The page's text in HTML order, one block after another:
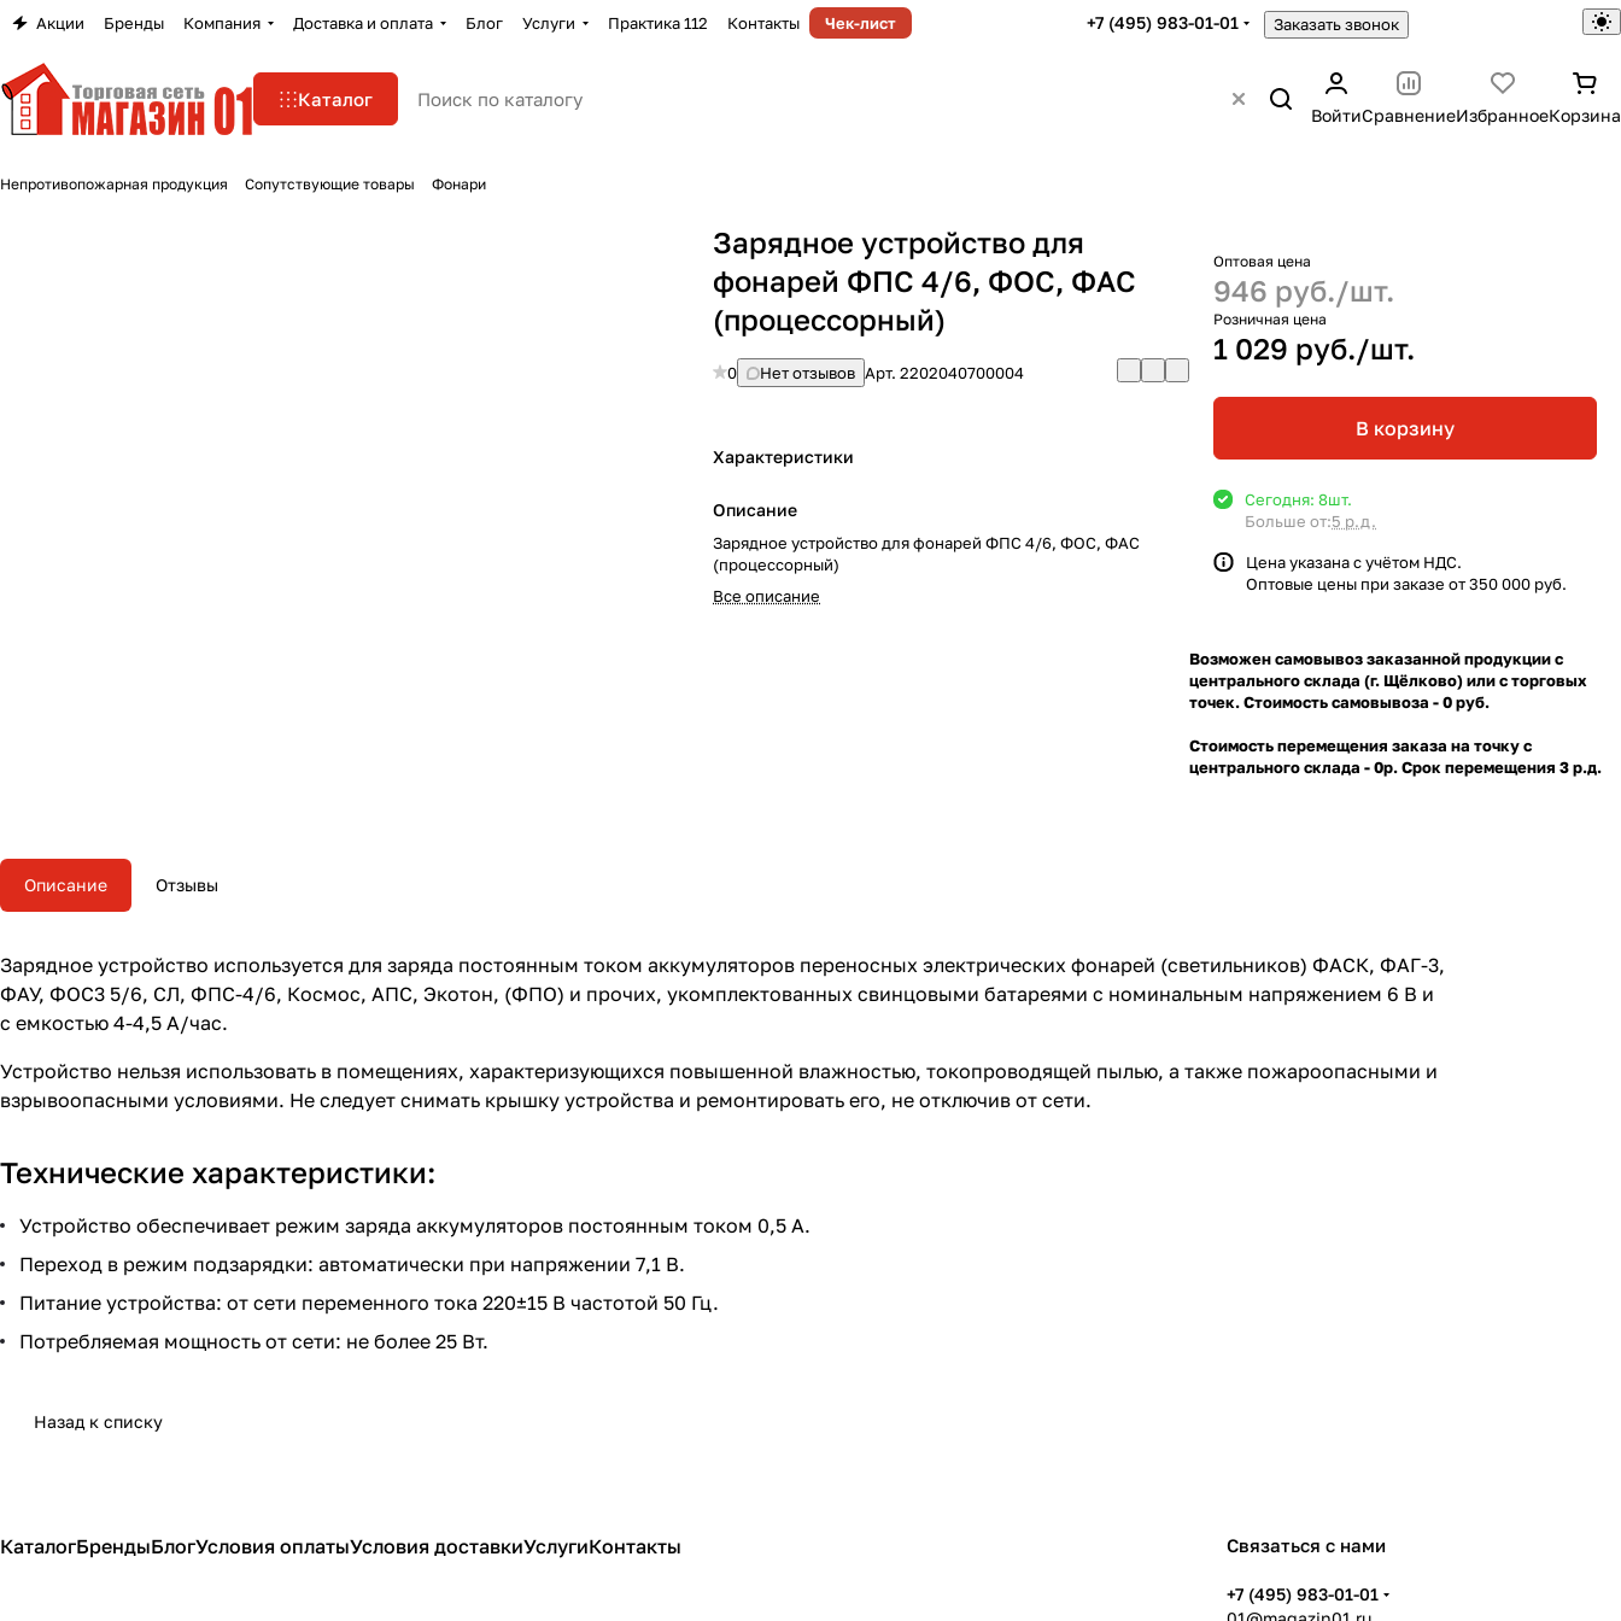
Акции Бренды Компания Доставка и оплата Блог Услуги Практика 112 Контакты Чек-лист +7 (495) 983-01-01 Заказать звонок
Каталог
ВойтиСравнениеИзбранноеКорзина
Непротивопожарная продукция Сопутствующие товары Фонари
Зарядное устройство для
фонарей ФПС 4/6, ФОС, ФАС
(процессорный)
0 Нет отзывов Арт.2202040700004
Характеристики
Описание
Зарядное устройство для фонарей ФПС 4/6, ФОС, ФАС
(процессорный)
Все описание
Оптовая цена
946 руб./шт.
Розничная цена
1 029 руб./шт.
В корзину
Сегодня: 8шт.
Больше от:5 р.д.
Цена указана с учётом НДС.
Оптовые цены при заказе от 350 000 руб.
Возможен самовывоз заказанной продукции с
центрального склада (г. Щёлково) или с торговых
точек. Стоимость самовывоза - 0 руб.
Стоимость перемещения заказа на точку с
центрального склада - 0р. Срок перемещения 3 р.д.
Описание Отзывы
Зарядное устройство используется для заряда постоянным током аккумуляторов переносных электрических фонарей (светильников) ФАСК, ФАГ-3,
ФАУ, ФОС3 5/6, СЛ, ФПС-4/6, Космос, АПС, Экотон, (ФПО) и прочих, укомплектованных свинцовыми батареями с номинальным напряжением 6 В и
с емкостью 4-4,5 А/час.
Устройство нельзя использовать в помещениях, характеризующихся повышенной влажностью, токопроводящей пылью, а также пожароопасными и
взрывоопасными условиями. Не следует снимать крышку устройства и ремонтировать его, не отключив от сети.
Технические характеристики:
Устройство обеспечивает режим заряда аккумуляторов постоянным током 0,5 А.
Переход в режим подзарядки: автоматически при напряжении 7,1 В.
Питание устройства: от сети переменного тока 220±15 В частотой 50 Гц.
Потребляемая мощность от сети: не более 25 Вт.
Назад к списку
КаталогБрендыБлогУсловия оплатыУсловия доставкиУслугиКонтакты Связаться с нами
+7 (495) 983-01-01